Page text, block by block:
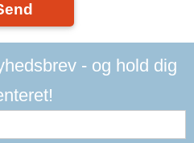
- og hold dig